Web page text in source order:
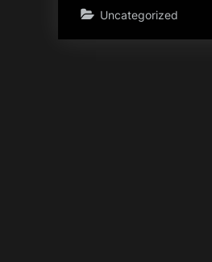
źródło
wiedzy”
Uncategorized